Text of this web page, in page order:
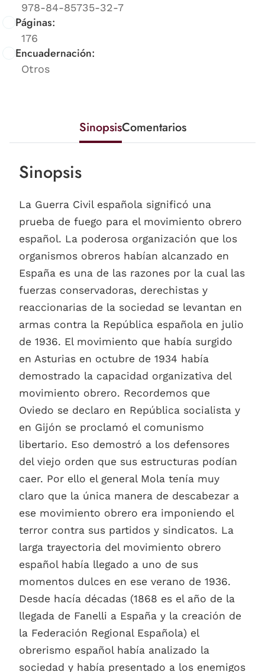
978-84-85735-32-7
Páginas:
176
Encuadernación:
Otros
SinopsisComentarios
Sinopsis
La Guerra Civil española significó una
prueba de fuego para el movimiento obrero
español. La poderosa organización que los
organismos obreros habían alcanzado en
España es una de las razones por la cual las
fuerzas conservadoras, derechistas y
reaccionarias de la sociedad se levantan en
armas contra la República española en julio
de 1936. El movimiento que había surgido
en Asturias en octubre de 1934 había
demostrado la capacidad organizativa del
movimiento obrero. Recordemos que
Oviedo se declaro en República socialista y
en Gijón se proclamó el comunismo
libertario. Eso demostró a los defensores
del viejo orden que sus estructuras podían
caer. Por ello el general Mola tenía muy
claro que la única manera de descabezar a
ese movimiento obrero era imponiendo el
terror contra sus partidos y sindicatos. La
larga trayectoria del movimiento obrero
español había llegado a uno de sus
momentos dulces en ese verano de 1936.
Desde hacía décadas (1868 es el año de la
llegada de Fanelli a España y la creación de
la Federación Regional Española) el
obrerismo español había analizado la
sociedad y había presentado a los enemigos